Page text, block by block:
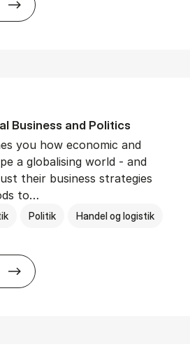
BSc in In­ter­na­tion­al Busi­ness
Busi­ness and Polit­ics
you how economic and
a globalising world - and
their business strategies
to…
Politik Handel og logistik
BSc in In­ter­na­tion­al Busi­ness